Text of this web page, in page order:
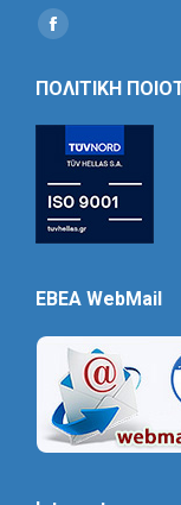
Find us on:
Social
ΠΟΛΙΤΙΚΗ
EBEA WebMail